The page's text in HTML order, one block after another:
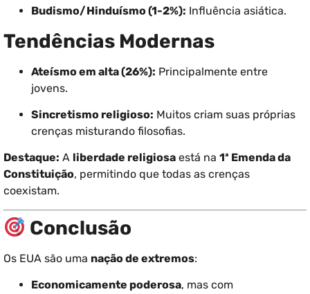
Budismo/Hinduísmo (1-2%): Influência asiática.
Tendências Modernas
Ateísmo em alta (26%): Principalmente entre
jovens.
Sincretismo religioso: Muitos criam suas próprias
crenças misturando filosofias.
Destaque: A liberdade religiosa está na 1ª Emenda da
Constituição, permitindo que todas as crenças
coexistam.
Conclusão
Os EUA são uma nação de extremos:
Economicamente poderosa, mas com